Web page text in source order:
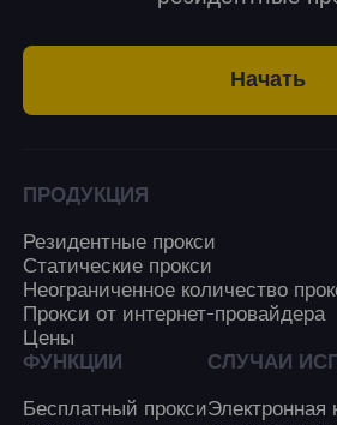
Начать
ПРОДУКЦИЯ
Резидентные прокси
Статические прокси
Неограниченное количество
Прокси от интернет-провайдера
Цены
ФУНКЦИИ
Бесплатный прокси
СЛУЧАИ
Электронная